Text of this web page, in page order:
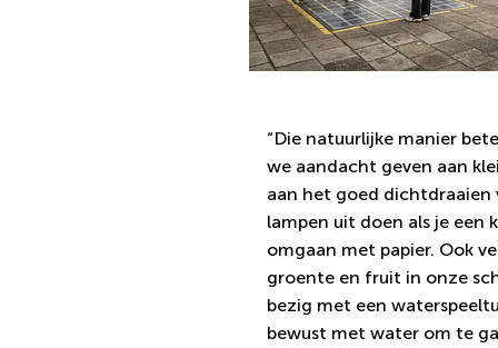
“Die natuurlijke manier
we aandacht geven aan
aan het goed dichtdraaien
lampen uit doen als je een
omgaan met papier. Ook
groente en fruit in onze
bezig met een
bewust met water om te